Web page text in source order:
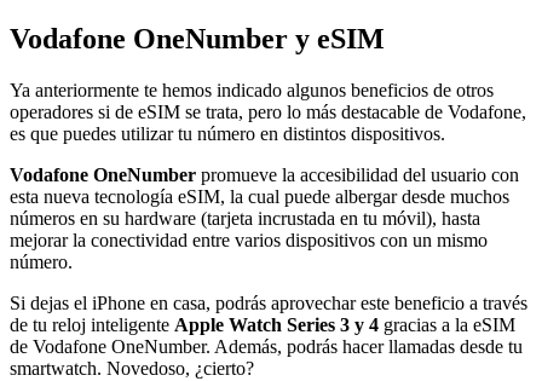
Vodafone OneNumber y eSIM
Ya anteriormente te hemos indicado algunos beneficios de otros
operadores si de eSIM se trata, pero lo más destacable de Vodafone,
es que puedes utilizar tu número en distintos dispositivos.
Vodafone OneNumber promueve la accesibilidad del usuario con
esta nueva tecnología eSIM, la cual puede albergar desde muchos
números en su hardware (tarjeta incrustada en tu móvil), hasta
mejorar la conectividad entre varios dispositivos con un mismo
número.
Si dejas el iPhone en casa, podrás aprovechar este beneficio a través
de tu reloj inteligente Apple Watch Series 3 y 4 gracias a la eSIM
de Vodafone OneNumber. Además, podrás hacer llamadas desde tu
smartwatch. Novedoso, ¿cierto?